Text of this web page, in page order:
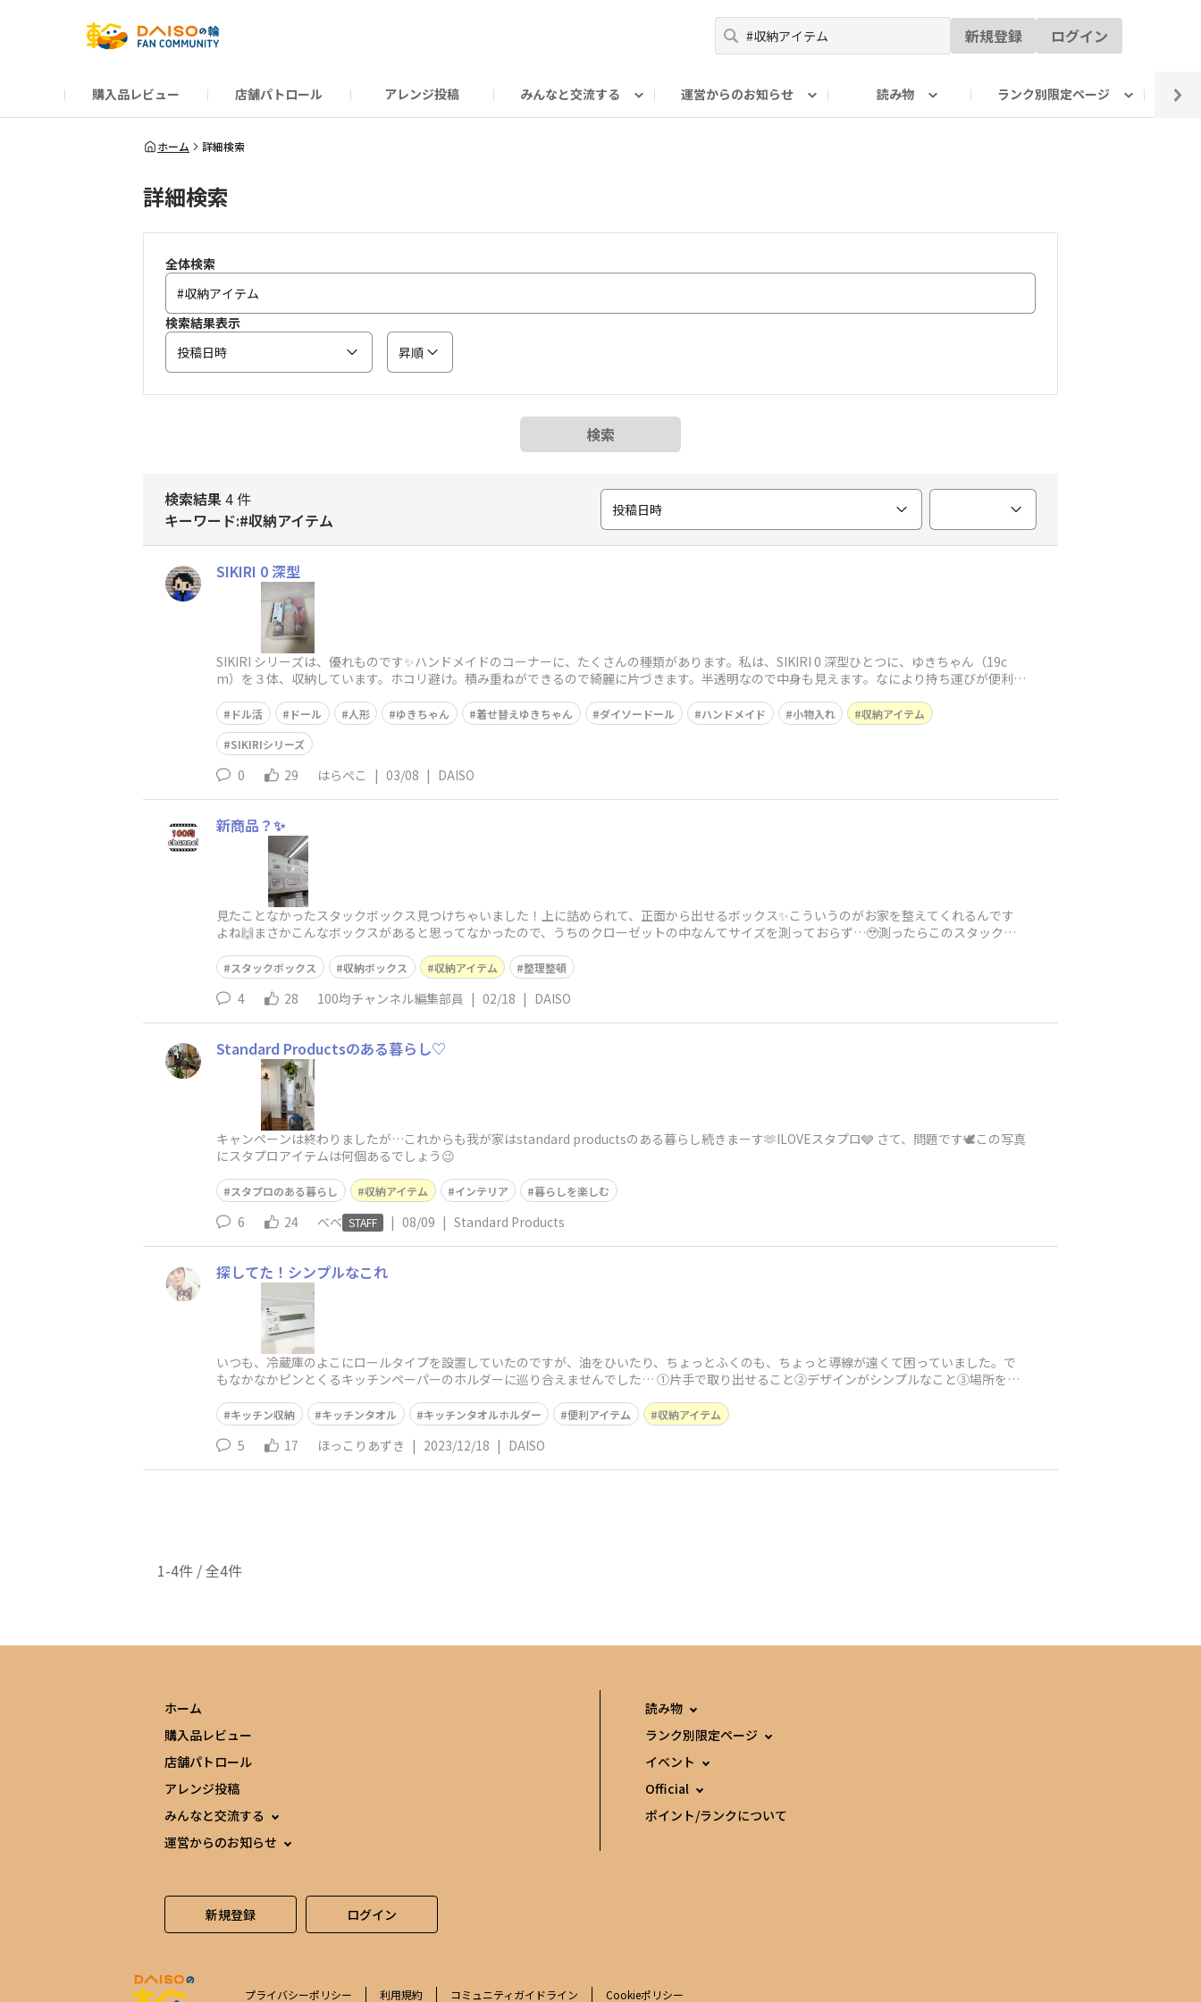
新規登録 ログイン
購入品レビュー 店舗パトロール アレンジ投稿 みんなと交流する
だんぜんトーク
運営からのお知らせ
運営からのお知らせ
読み物
ーSP Blogー
ランク別限定ページ
プレゼントキャンペーン
1周年記念キャンペーン
公式ホームページ
ホーム 詳細検索
詳細検索
全体検索
検索結果表示
投稿日時
昇順
検索
検索結果4 件
キーワード:#収納アイテム
投稿日時
SIKIRI 0 深型
SIKIRI シリーズは、優れものです✨ハンドメイドのコーナーに、たくさんの種類があります。私は、SIKIRI 0 深型ひとつに、ゆきちゃん（19c
m）を３体、収納しています。ホコリ避け。積み重ねができるので綺麗に片づきます。半透明なので中身も見えます。なにより持ち運びが便利で
ドル活 ドール 人形 ゆきちゃん 着せ替えゆきちゃん ダイソードール ハンドメイド 小物入れ
収納アイテム
SIKIRIシリーズ
0 29 はらぺこ | 03/08 | DAISO
新商品？✨
見たことなかったスタックボックス見つけちゃいました！上に詰められて、正面から出せるボックス✨こういうのがお家を整えてくれるんです
よね🙌まさかこんなボックスがあると思ってなかったので、うちのクローゼットの中なんてサイズを測っておらず…🥹測ったらこのスタックボ
スタックボックス 収納ボックス 収納アイテム 整理整頓
4 28 100均チャンネル編集部員 | 02/18 | DAISO
Standard Productsのある暮らし♡
キャンペーンは終わりましたが…これからも我が家はstandard productsのある暮らし続きまーす🫶ILOVEスタプロ🩶 さて、問題です🕊️この写真
にスタプロアイテムは何個あるでしょう😉
スタプロのある暮らし 収納アイテム インテリア 暮らしを楽しむ
6 24 べべ STAFF | 08/09 | Standard Products
探してた！シンプルなこれ
いつも、冷蔵庫のよこにロールタイプを設置していたのですが、油をひいたり、ちょっとふくのも、ちょっと導線が遠くて困っていました。で
もなかなかピンとくるキッチンペーパーのホルダーに巡り合えませんでした… ①片手で取り出せること②デザインがシンプルなこと③場所を取
キッチン収納 キッチンタオル キッチンタオルホルダー 便利アイテム 収納アイテム
5 17 ほっこりあずき | 2023/12/18 | DAISO
1-4件 / 全4件
ホーム
購入品レビュー
店舗パトロール
アレンジ投稿
みんなと交流する
運営からのお知らせ
読み物
ランク別限定ページ
イベント
Official
ポイント/ランクについて
新規登録 ログイン
プライバシーポリシー 利用規約 コミュニティガイドライン Cookieポリシー